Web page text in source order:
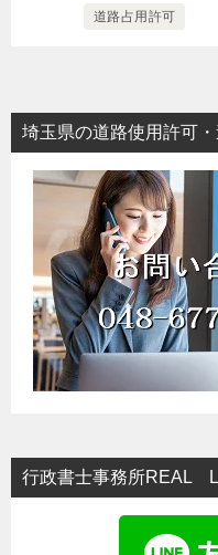
道路占用許可
埼玉県の道路使用許可
行政書士事務所REAL